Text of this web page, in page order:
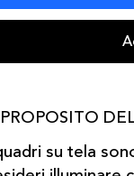
su tela